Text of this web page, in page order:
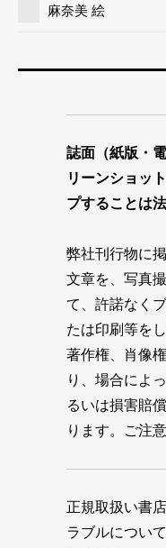
麻奈美 絵
誌面（紙版・
リーンショッ
プすることは
弊社刊行物に
文章を、写真
て、許諾なく
たは印刷等を
著作権、肖像
り、場合によ
るいは損害賠
ります。ご注
正規取扱い書
ラブルについ